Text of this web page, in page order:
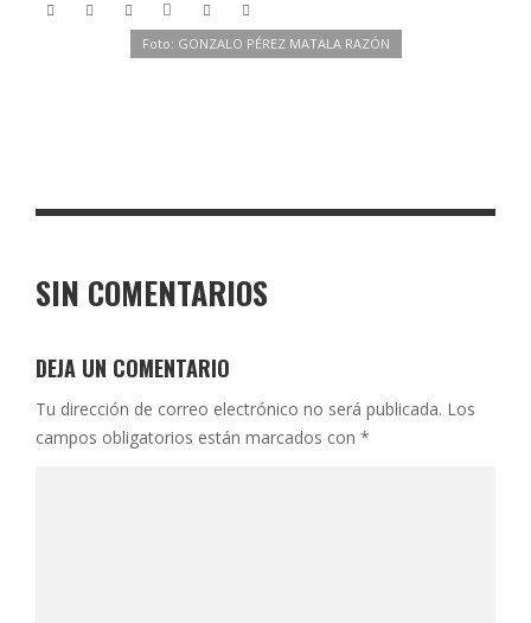
Foto: GONZALO PÉREZ MATALA RAZÓN
SIN COMENTARIOS
DEJA UN COMENTARIO
Tu dirección de correo electrónico no será publicada. Los
campos obligatorios están marcados con *